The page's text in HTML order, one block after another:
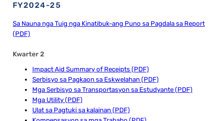
FY2024-25
Sa Nauna nga Tuig nga Kinatibuk-ang Puno sa Pagdala sa Report
(PDF)
Kwarter 2
Impact Aid Summary of Receipts (PDF)
Serbisyo sa Pagkaon sa Eskwelahan (PDF)
Mga Serbisyo sa Transportasyon sa Estudyante (PDF)
Mga Utility (PDF)
Ulat sa Pagtuki sa kalainan (PDF)